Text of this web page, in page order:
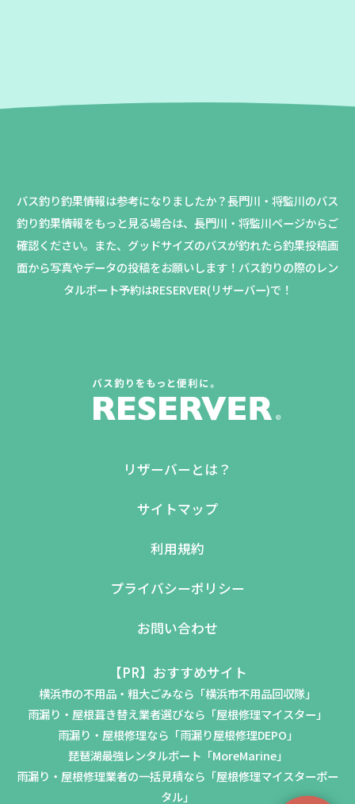
バス釣り釣果情報は参考になりましたか？長門川・将監川のバス
釣り釣果情報をもっと見る場合は、長門川・将監川ページからご
確認ください。 また、グッドサイズのバスが釣れたら釣果投稿画
面から写真やデータの投稿をお願いします！バス釣りの際のレン
タルボート予約はRESERVER(リザーバー)で！
リザーバーとは？
サイトマップ
利用規約
プライバシーポリシー
お問い合わせ
【PR】おすすめサイト
横浜市の不用品・粗大ごみなら「横浜市不用品回収隊」
雨漏り・屋根葺き替え業者選びなら「屋根修理マイスター」
雨漏り・屋根修理なら「雨漏り屋根修理DEPO」
琵琶湖最強レンタルボート「MoreMarine」
雨漏り・屋根修理業者の一括見積なら「屋根修理マイスターポー
タル」